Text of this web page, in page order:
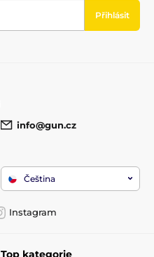
Přihlásit
info@gun.cz
Čeština
Instagram
Top kategorie